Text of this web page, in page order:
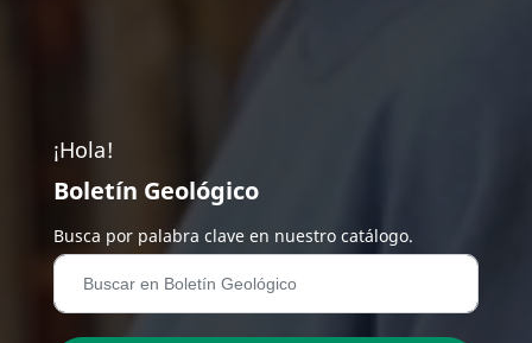
¡Hola!
Boletín Geológico
Busca por palabra clave en nuestro catálogo.